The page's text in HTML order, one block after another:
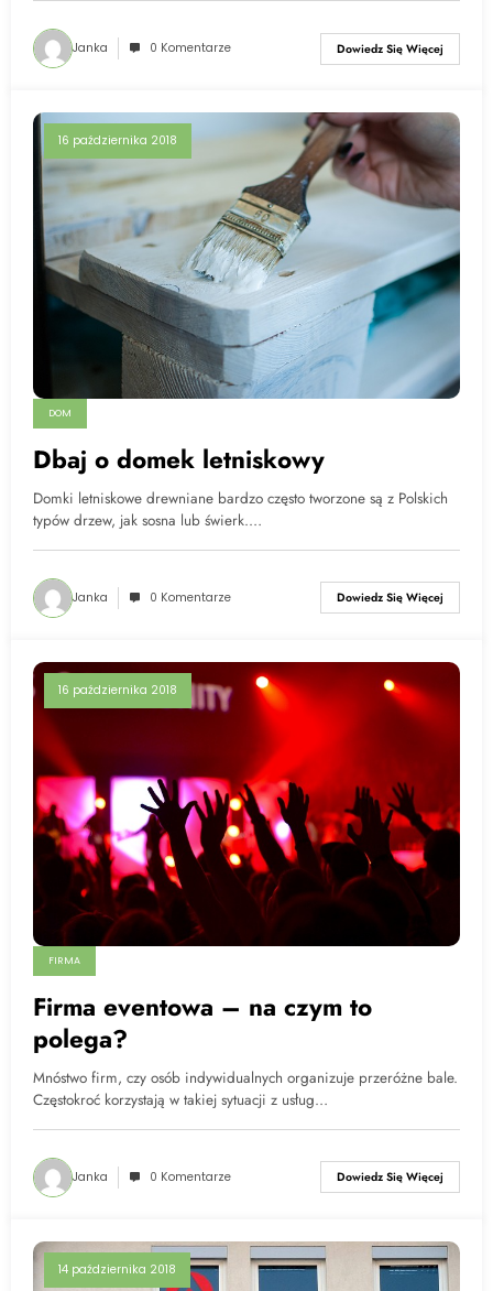
Janka 0 Komentarze Dowiedz Się Więcej
16 października 2018
DOM
Dbaj o domek letniskowy
Domki letniskowe drewniane bardzo często tworzone są z Polskich
typów drzew, jak sosna lub świerk.…
Janka 0 Komentarze Dowiedz Się Więcej
16 października 2018
FIRMA
Firma eventowa – na czym to
polega?
Mnóstwo firm, czy osób indywidualnych organizuje przeróżne bale.
Częstokroć korzystają w takiej sytuacji z usług…
Janka 0 Komentarze Dowiedz Się Więcej
14 października 2018